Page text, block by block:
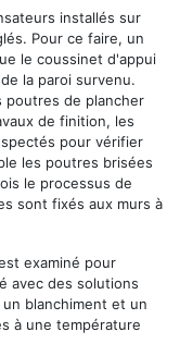
installés sur
Pour ce faire, un
le coussinet d'appui
la paroi survenu.
poutres de plancher
de finition, les
pour vérifier
les poutres brisées
le processus de
sont fixés aux murs à
examiné pour
avec des solutions
blanchiment et un
à une température